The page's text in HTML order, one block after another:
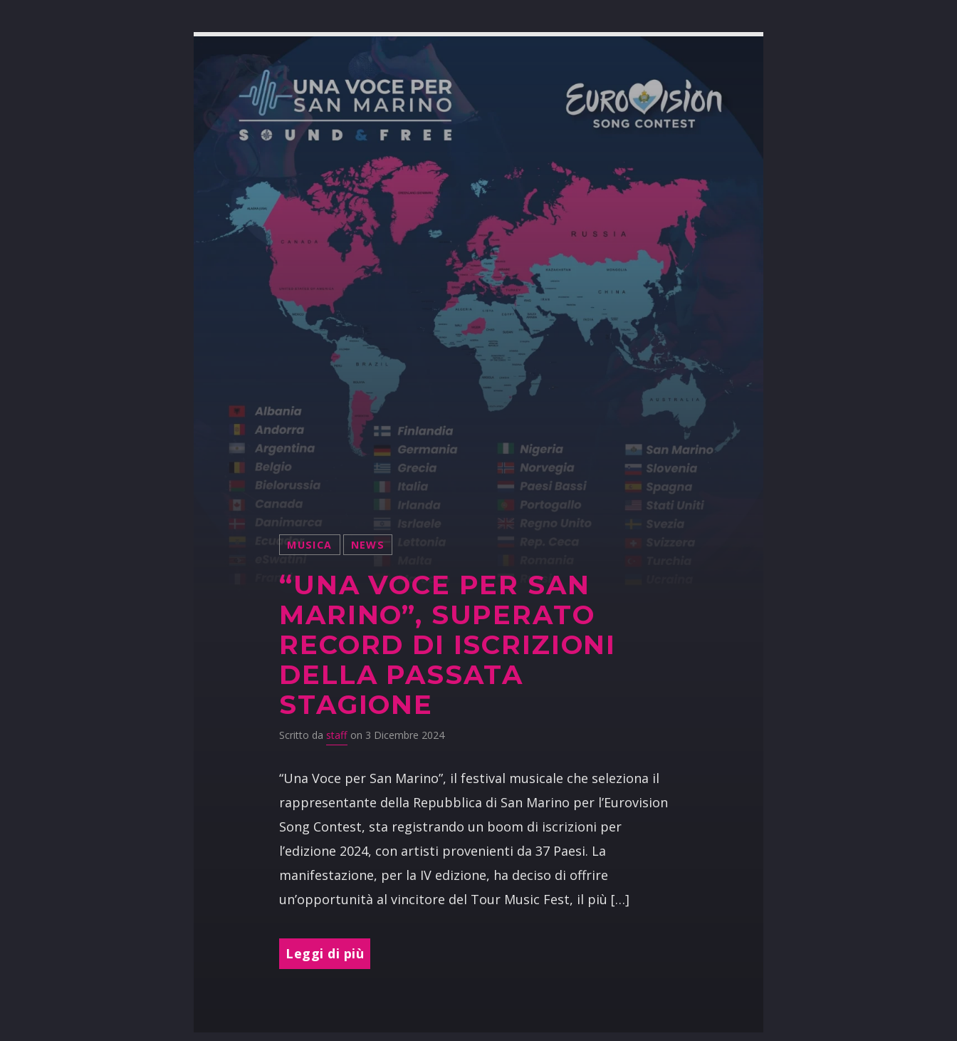
MUSICA NEWS
“UNA VOCE PER SAN
MARINO”, SUPERATO
RECORD DI ISCRIZIONI
DELLA PASSATA
STAGIONE
Scritto da staff on 3 Dicembre 2024
“Una Voce per San Marino”, il festival musicale che seleziona il
rappresentante della Repubblica di San Marino per l’Eurovision
Song Contest, sta registrando un boom di iscrizioni per
l’edizione 2024, con artisti provenienti da 37 Paesi. La
manifestazione, per la IV edizione, ha deciso di offrire
un’opportunità al vincitore del Tour Music Fest, il più […]
Leggi di più